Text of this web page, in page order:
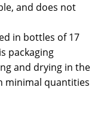
and does not
in bottles of 17
packaging
and drying in the
minimal quantities